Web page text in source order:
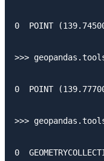
0  POINT
>>>
0  POINT
>>>